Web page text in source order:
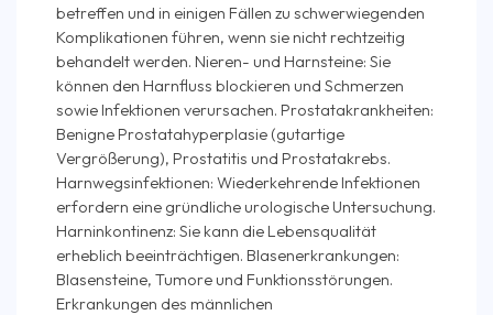
betreffen und in einigen Fällen zu schwerwiegenden
Komplikationen führen, wenn sie nicht rechtzeitig
behandelt werden. Nieren- und Harnsteine: Sie
können den Harnfluss blockieren und Schmerzen
sowie Infektionen verursachen. Prostatakrankheiten:
Benigne Prostatahyperplasie (gutartige
Vergrößerung), Prostatitis und Prostatakrebs.
Harnwegsinfektionen: Wiederkehrende Infektionen
erfordern eine gründliche urologische Untersuchung.
Harninkontinenz: Sie kann die Lebensqualität
erheblich beeinträchtigen. Blasenerkrankungen:
Blasensteine, Tumore und Funktionsstörungen.
Erkrankungen des männlichen